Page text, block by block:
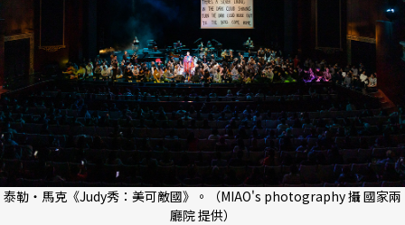
泰勒・馬克《Judy秀：美可敵國》。（MIAO's photography 攝 國家兩
廳院 提供）